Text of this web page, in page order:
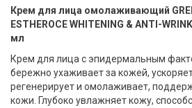
Крем для лица омолаживающий
ESTHEROCE WHITENING & ANTI-
мл
Крем для лица с эпидермальным
бережно ухаживает за кожей,
регенерирует и омолаживает,
кожи. Глубоко увлажняет кожу,